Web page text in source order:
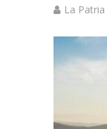
La Patria